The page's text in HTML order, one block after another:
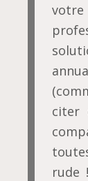
citer
rude